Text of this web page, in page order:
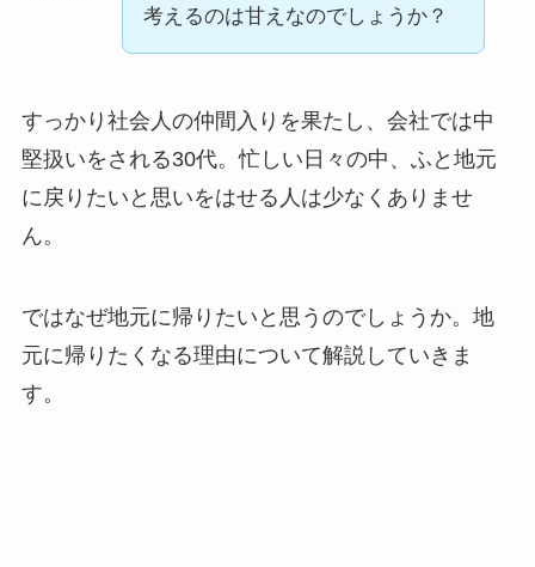
考えるのは甘えなのでしょうか？
すっかり社会人の仲間入りを果たし、会社では中
堅扱いをされる30代。忙しい日々の中、ふと地元
に戻りたいと思いをはせる人は少なくありませ
ん。
ではなぜ地元に帰りたいと思うのでしょうか。地
元に帰りたくなる理由について解説していきま
す。